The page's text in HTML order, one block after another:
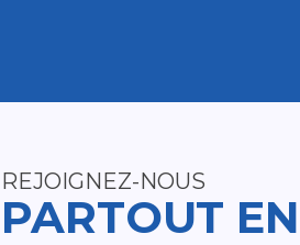
REJOIGNEZ-NOUS
PARTOUT